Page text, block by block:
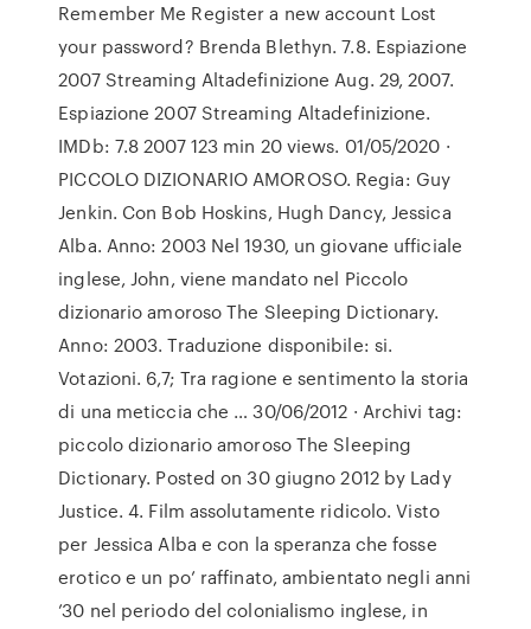
Remember Me Register a new account Lost
your password? Brenda Blethyn. 7.8. Espiazione
2007 Streaming Altadefinizione Aug. 29, 2007.
Espiazione 2007 Streaming Altadefinizione.
IMDb: 7.8 2007 123 min 20 views. 01/05/2020 ·
PICCOLO DIZIONARIO AMOROSO. Regia: Guy
Jenkin. Con Bob Hoskins, Hugh Dancy, Jessica
Alba. Anno: 2003 Nel 1930, un giovane ufficiale
inglese, John, viene mandato nel Piccolo
dizionario amoroso The Sleeping Dictionary.
Anno: 2003. Traduzione disponibile: si.
Votazioni. 6,7; Tra ragione e sentimento la storia
di una meticcia che … 30/06/2012 · Archivi tag:
piccolo dizionario amoroso The Sleeping
Dictionary. Posted on 30 giugno 2012 by Lady
Justice. 4. Film assolutamente ridicolo. Visto
per Jessica Alba e con la speranza che fosse
erotico e un po’ raffinato, ambientato negli anni
’30 nel periodo del colonialismo inglese, in